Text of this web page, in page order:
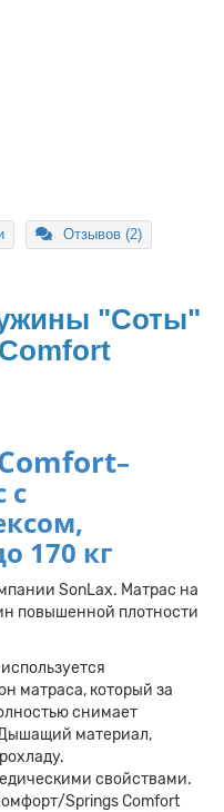
Отзывов (2)
"Соты"
–
с
170 кг
SonLax. Матрас на
повышенной плотности
матраса, который за
снимает
материал,
свойствами.
Springs Comfort